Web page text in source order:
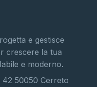
e gestisce
crescere la tua
e moderno.
42 50050 Cerreto